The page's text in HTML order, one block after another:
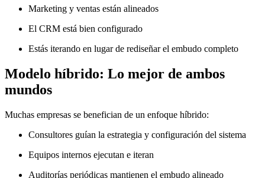
Marketing y ventas están alineados
El CRM está bien configurado
Estás iterando en lugar de rediseñar el embudo completo
Modelo híbrido: Lo mejor de ambos
mundos
Muchas empresas se benefician de un enfoque híbrido:
Consultores guían la estrategia y configuración del sistema
Equipos internos ejecutan e iteran
Auditorías periódicas mantienen el embudo alineado